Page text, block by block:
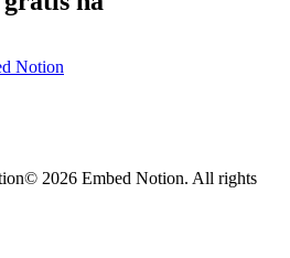
Notion
© 2026 Embed Notion. All rights